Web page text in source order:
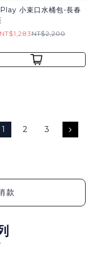
小束口水桶包-長春
NT$1,283NT$2,200
1 2 3
款